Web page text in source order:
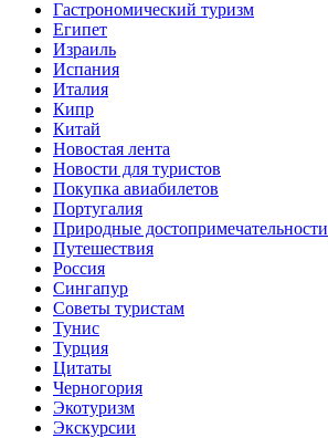
Гастрономический туризм
Египет
Израиль
Испания
Италия
Кипр
Китай
Новостая лента
Новости для туристов
Покупка авиабилетов
Португалия
Природные достопримечательности
Путешествия
Россия
Сингапур
Советы туристам
Тунис
Турция
Цитаты
Черногория
Экотуризм
Экскурсии